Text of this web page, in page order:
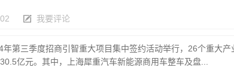
我要评论
第三季度招商引智重大项目集中签约活动举行，26个重大产
亿元。其中，上海犀重汽车新能源商用车整车及盘...